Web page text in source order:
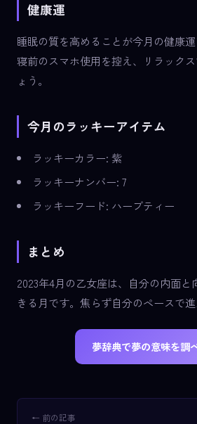
健康運
睡眠の質を高めることが今月の健康
寝前のスマホ使用を控え、リラック
ょう。
今月のラッキーアイテム
ラッキーカラー: 紫
ラッキーナンバー: 7
ラッキーフード: ハーブティー
まとめ
2023年4月の乙女座は、自分の内面と
きる月です。焦らず自分のペースで進
夢辞典で夢の意味を調
← 前の記事